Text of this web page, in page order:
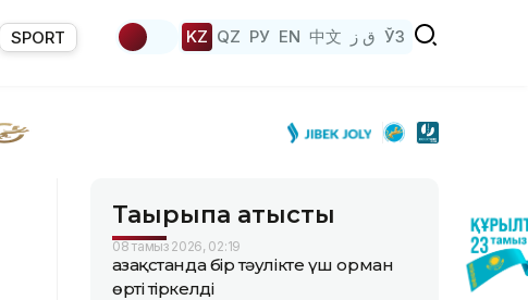
SPORT KZ QZ РУ EN 中文 ق ز ЎЗ
Тақырыпқа қатысты
08 тамыз 2026, 02:19
Қазақстанда бір тәулікте үш орман
өрті тіркелді